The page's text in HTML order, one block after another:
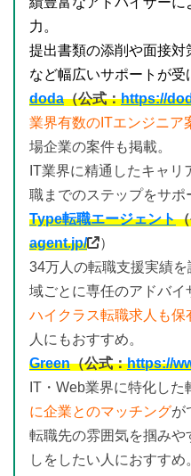
力。
提出書類の添削や面接
など幅広いサポートが受
doda（公式：https://
業界有数のITエンジニア
場企業の案件も掲載。
IT業界に精通したキャ
職までのステップをサポ
Type転職エージェント
agent.jp/
）
34万人の転職支援実績
域ごとに専任のアドバイ
ハイクラス転職求人も保
人にもおすすめ。
Green（公式：https://
IT・Web業界に特化した
に企業とのマッチングが
転職先の雰囲気を掴み
しをしたい人におすすめ